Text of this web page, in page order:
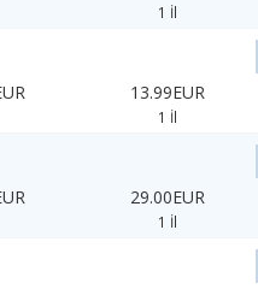
1 İl
13.99EUR
1 İl
29.00EUR
1 İl